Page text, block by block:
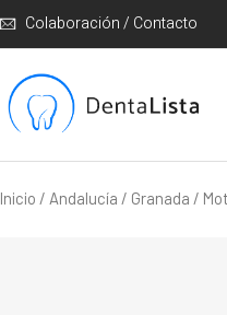
Colaboración / Contacto
Inicio / Andalucía / Granada /